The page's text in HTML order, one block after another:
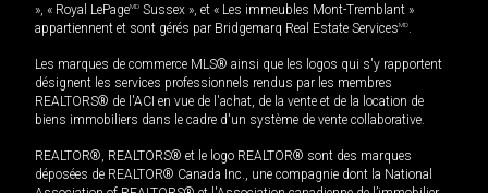
», « Royal LePageMD Sussex », et « Les immeubles Mont-Tremblant »
appartiennent et sont gérés par Bridgemarq Real Estate ServicesMD.
Les marques de commerce MLS® ainsi que les logos qui s'y rapportent
désignent les services professionnels rendus par les membres
REALTORS® de l'ACI en vue de l'achat, de la vente et de la location de
biens immobiliers dans le cadre d'un système de vente collaborative.
REALTOR®, REALTORS® et le logo REALTOR® sont des marques
déposées de REALTOR® Canada Inc., une compagnie dont la National